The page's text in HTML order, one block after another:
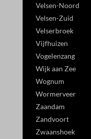
Velsen-Noord
Velsen-Zuid
Velserbroek
Vijfhuizen
Vogelenzang
Wijk aan Zee
Wognum
Wormerveer
Zaandam
Zandvoort
Zwaanshoek